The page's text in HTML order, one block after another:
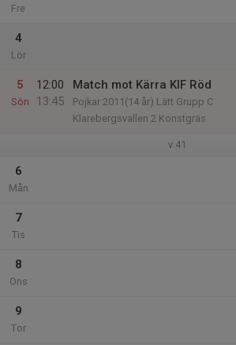
Fre
4
Lör
5
Sön
12:00
13:45
Match mot Kärra KIF Röd
Pojkar 2011(14 år) Lätt Grupp C
Klarebergsvallen 2 Konstgräs
v.41
6
Mån
7
Tis
8
Ons
9
Tor